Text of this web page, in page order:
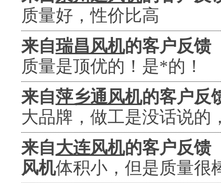
质量好，性价比高
来自瑞昌风机的客户反馈
质量是顶优的！是*的！
来自萍乡通风机的客户反
大品牌，做工是没话说的
来自大连风机的客户反馈
风机体积小，但是质量很